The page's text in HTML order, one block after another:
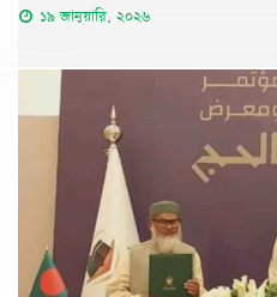
১৯ জানুয়ারি, ২০২৬